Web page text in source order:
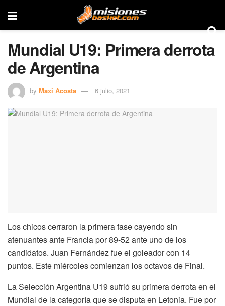
Mundial U19: Primera derrota
de Argentina
by Maxi Acosta 6 julio, 2021
Los chicos cerraron la primera fase cayendo sin
atenuantes ante Francia por 89-52 ante uno de los
candidatos. Juan Fernández fue el goleador con 14
puntos. Este miércoles comienzan los octavos de Final.
La Selección Argentina U19 sufrió su primera derrota en el
Mundial de la categoría que se disputa en Letonia. Fue por